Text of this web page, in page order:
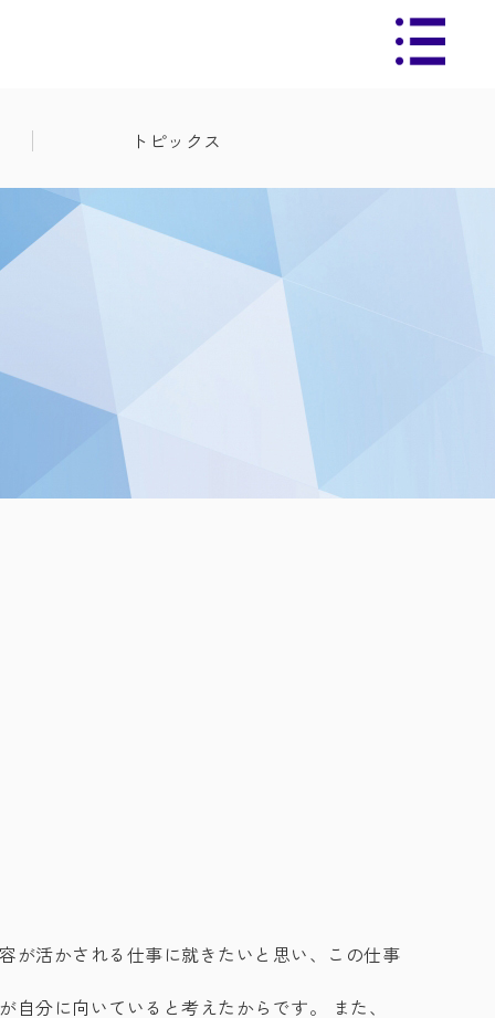
トピックス
が活かされる仕事に就きたいと思い、この仕事
分に向いていると考えたからです。 また、